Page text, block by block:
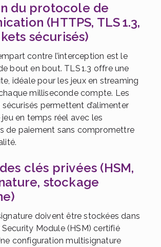
du protocole de
(HTTPS, TLS 1.3,
sécurisés)
contre l’interception est le
bout en bout. TLS 1.3 offre une
idéale pour les jeux en streaming
milliseconde compte. Les
permettent d’alimenter
en temps réel avec les
de paiement sans compromettre
clés privées (HSM,
stockage
doivent être stockées dans
Module (HSM) certifié
configuration multisignature